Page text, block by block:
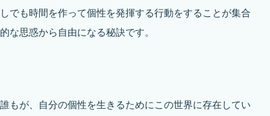
しでも時間を作って個性を発揮する行動をすることが集合
的な思惑から自由になる秘訣です。
誰もが、自分の個性を生きるためにこの世界に存在してい